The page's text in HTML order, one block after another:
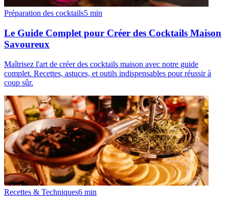
Préparation des cocktails5 min
Le Guide Complet pour Créer des Cocktails Maison
Savoureux
Maîtrisez l'art de créer des cocktails maison avec notre guide
complet. Recettes, astuces, et outils indispensables pour réussir à
coup sûr.
Recettes & Techniques6 min